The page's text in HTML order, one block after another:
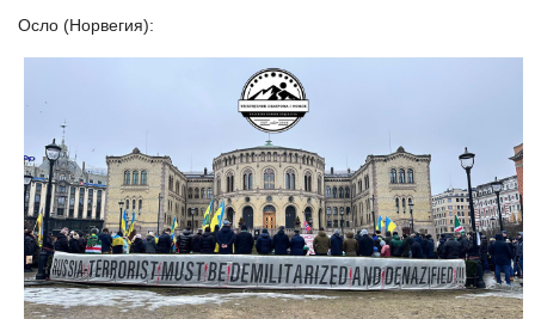
Осло (Норвегия):